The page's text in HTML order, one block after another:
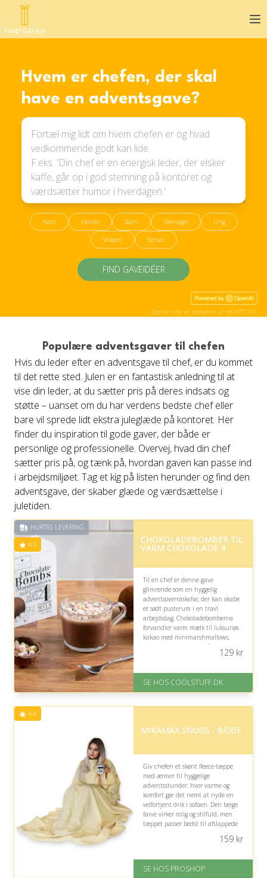
Hvem er chefen, der skal
have en adventsgave?
Ham Hende Barn Teenager Ung
Voksen Senior
FIND GAVEIDÉER
Denne side er beskyttet af reCAPTCHA.
Populære adventsgaver til chefen
Hvis du leder efter en adventsgave til chef, er du kommet
til det rette sted. Julen er en fantastisk anledning til at
vise din leder, at du sætter pris på deres indsats og
støtte – uanset om du har verdens bedste chef eller
bare vil sprede lidt ekstra juleglæde på kontoret. Her
finder du inspiration til gode gaver, der både er
personlige og professionelle. Overvej, hvad din chef
sætter pris på, og tænk på, hvordan gaven kan passe ind
i arbejdsmiljøet. Tag et kig på listen herunder og find den
adventsgave, der skaber glæde og værdsættelse i
juletiden.
HURTIG LEVERING
4.5 CHOKOLADEBOMBER TIL
VARM CHOKOLADE 4
Til en chef er denne gave
glimrende som en hyggelig
adventsoverraskelse, der kan skabe
et sødt pusterum i en travl
arbejdsdag. Chokoladebomberne
forvandler varm mælk til luksuriøs
kakao med minimarshmallows,
men vær opmærksom på, om
chefen foretrækker kaffe eller te
På lager
Levering: Standard leveringstid
er 1-3 hverdage.
129kr
SE HOS COOLSTUFF.DK
4.4
MIKAMAX SNUGS - BEIGE
Giv chefen et skønt fleece-tæppe
med ærmer til hyggelige
adventsstunder, hvor varme og
komfort gør det nemt at nyde en
velfortjent drik i sofaen. Den beige
farve virker rolig og stilfuld, men
tæppet passer bedst til afslappede
Fremragende Trustpilot rating
159kr
SE HOS PROSHOP